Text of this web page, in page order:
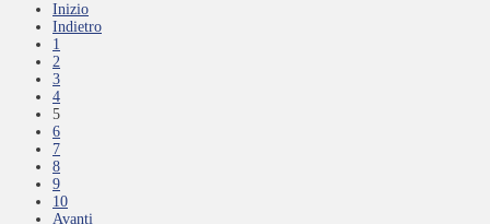
Inizio
Indietro
1
2
3
4
5
6
7
8
9
10
Avanti